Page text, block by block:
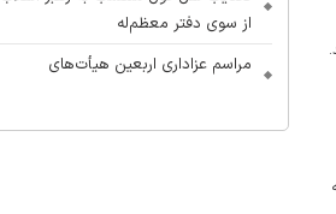
از سوی دفتر معظم‌له
مراسم عزاداری اربعین هیأت‌های